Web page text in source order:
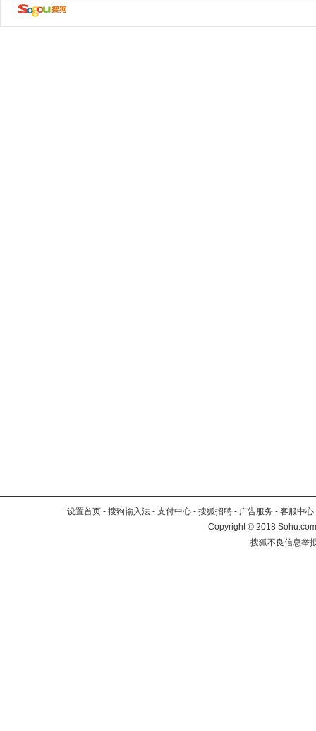
设置首页 - 搜狗输入法 - 支付中心 - 搜狐招聘 - 广告服务 - 客服中心
Copyright©2018
搜狐不良信息举